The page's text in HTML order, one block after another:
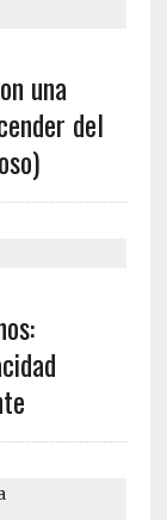
una
del